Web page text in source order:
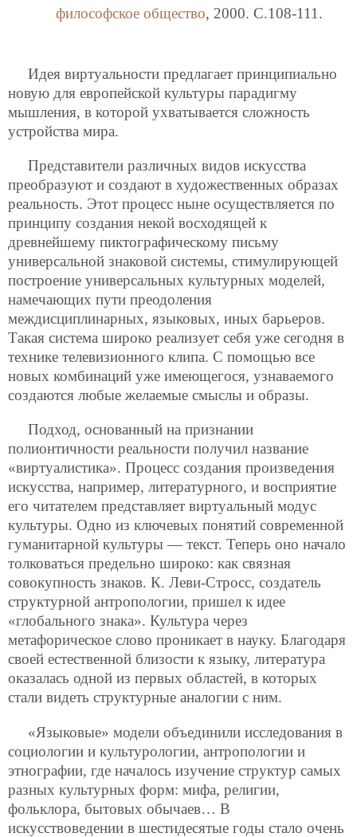
философское общество, 2000. C.108-111.
Идея виртуальности предлагает принципиально
новую для европейской культуры парадигму
мышления, в которой ухватывается сложность
устройства мира.
Представители различных видов искусства
преобразуют и создают в художественных образах
реальность. Этот процесс ныне осуществляется по
принципу создания некой восходящей к
древнейшему пиктографическому письму
универсальной знаковой системы, стимулирующей
построение универсальных культурных моделей,
намечающих пути преодоления
междисциплинарных, языковых, иных барьеров.
Такая система широко реализует себя уже сегодня в
технике телевизионного клипа. С помощью все
новых комбинаций уже имеющегося, узнаваемого
создаются любые желаемые смыслы и образы.
Подход, основанный на признании
полионтичности реальности получил название
«виртуалистика». Процесс создания произведения
искусства, например, литературного, и восприятие
его читателем представляет виртуальный модус
культуры. Одно из ключевых понятий современной
гуманитарной культуры — текст. Теперь оно начало
толковаться предельно широко: как связная
совокупность знаков. К. Леви-Стросс, создатель
структурной антропологии, пришел к идее
«глобального знака». Культура через
метафорическое слово проникает в науку. Благодаря
своей естественной близости к языку, литература
оказалась одной из первых областей, в которых
стали видеть структурные аналогии с ним.
«Языковые» модели объединили исследования в
социологии и культурологии, антропологии и
этнографии, где началось изучение структур самых
разных культурных форм: мифа, религии,
фольклора, бытовых обычаев… В
искусствоведении в шестидесятые годы стало очень